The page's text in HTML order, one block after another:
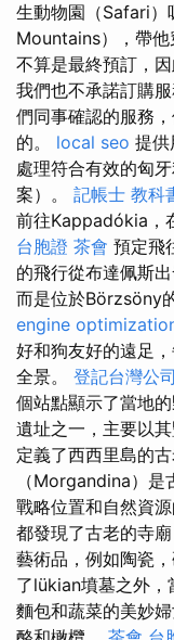
生動物園（Safari）
Mountains），帶
不算是最終預訂，
我們也不承諾訂購
們同事確認的服務
的。 local seo 提供
處理符合有效的匈
案）。 記帳士 教科
前往Kappadókia，
台胞證 茶會 預定飛
的飛行從布達佩斯
而是位於Börzsöny
engine
好和狗友好的遠足
全景。 登記台灣公司
個站點顯示了當地
遺址之一，主要以
定義了西西里島的古
（Morgandina）
戰略位置和自然資源
都發現了古老的寺
藝術品，例如陶瓷
了lükian墳墓之外，
麵包和蔬菜的美妙